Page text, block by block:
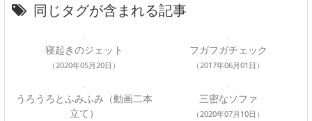
同じタグが含まれる記事
寝起きのジェット
（2020年05月20日）
フガフガチェック
（2017年06月01日）
うろうろとふみふみ（動画二本
立て）
三密なソファ
（2020年07月10日）